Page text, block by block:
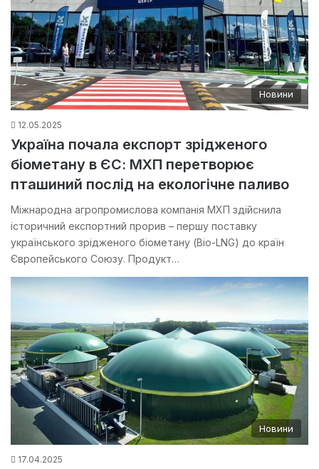
Новини
12.05.2025
Україна почала експорт зрідженого
біометану в ЄС: МХП перетворює
пташиний послід на екологічне паливо
Міжнародна агропромислова компанія МХП здійснила
історичний експортний прорив – першу поставку
українського зрідженого біометану (Bio-LNG) до країн
Європейського Союзу. Продукт…
Новини
17.04.2025